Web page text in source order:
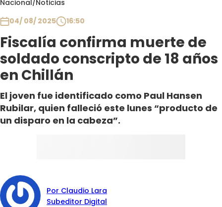
Nacional/Noticias
04/ 08/ 2025
16:50
Fiscalía confirma muerte de
soldado conscripto de 18 años
en Chillán
El joven fue identificado como Paul Hansen
Rubilar, quien falleció este lunes “producto de
un disparo en la cabeza”.
Por Claudio Lara
Subeditor Digital
Club De La Comedia
Contigo en Directo
Plan Perfecto
El Tiempo
Sabingo
Todos Los Programas